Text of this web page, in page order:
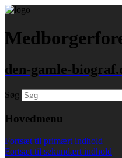
den-gamle-
Søg
Hovedmenu
Fortsæt til primært indhold
Fortsæt til sekundært indhold